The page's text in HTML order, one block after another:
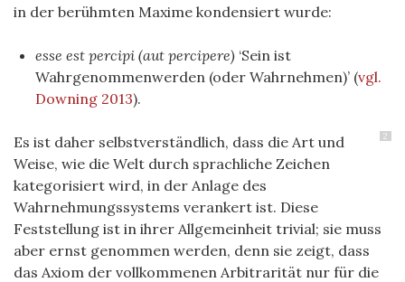
in der berühmten Maxime kondensiert wurde:
esse est percipi (aut percipere) ‘Sein ist
Wahrgenommenwerden (oder Wahrnehmen)’ (vgl.
Downing 2013).
2
Es ist daher selbstverständlich, dass die Art und
Weise, wie die Welt durch sprachliche Zeichen
kategorisiert wird, in der Anlage des
Wahrnehmungssystems verankert ist. Diese
Feststellung ist in ihrer Allgemeinheit trivial; sie muss
aber ernst genommen werden, denn sie zeigt, dass
das Axiom der vollkommenen Arbitrarität nur für die